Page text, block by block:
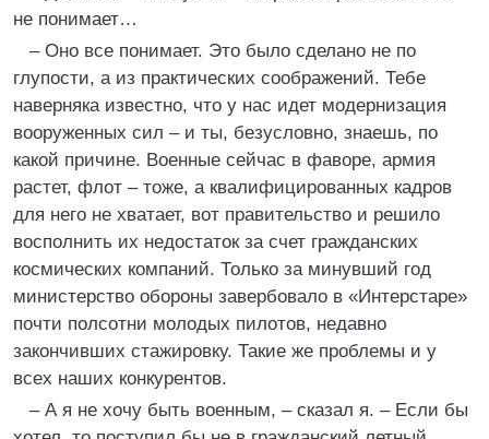
не понимает…
– Оно все понимает. Это было сделано не по
глупости, а из практических соображений. Тебе
наверняка известно, что у нас идет модернизация
вооруженных сил – и ты, безусловно, знаешь, по
какой причине. Военные сейчас в фаворе, армия
растет, флот – тоже, а квалифицированных кадров
для него не хватает, вот правительство и решило
восполнить их недостаток за счет гражданских
космических компаний. Только за минувший год
министерство обороны завербовало в «Интерстаре»
почти полсотни молодых пилотов, недавно
закончивших стажировку. Такие же проблемы и у
всех наших конкурентов.
– А я не хочу быть военным, – сказал я. – Если бы